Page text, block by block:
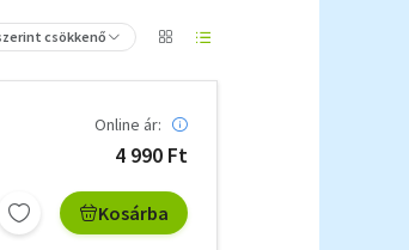
csökkenő
Online ár:
4 990 Ft
Kosárba